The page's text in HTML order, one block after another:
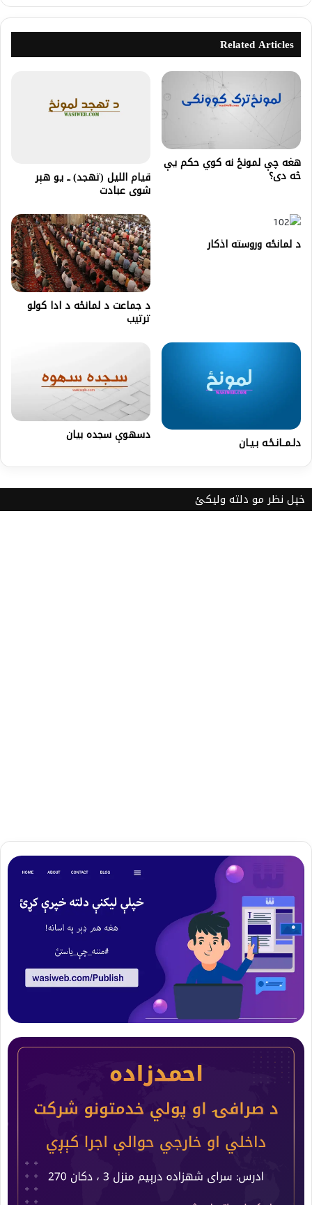
Related Articles
هغه چې لمونځ نه کوي حکم یې
څه دی؟ قیام اللیل (تهجد) ــ یو هېر
شوی عبادت
د لمانځه وروسته اذکار
د جماعت د لمانځه د ادا کولو
ترتيب
دلـمــانـځـه بـيـان دسهوې سجده بیان
خپل نظر مو دلته ولیکئ